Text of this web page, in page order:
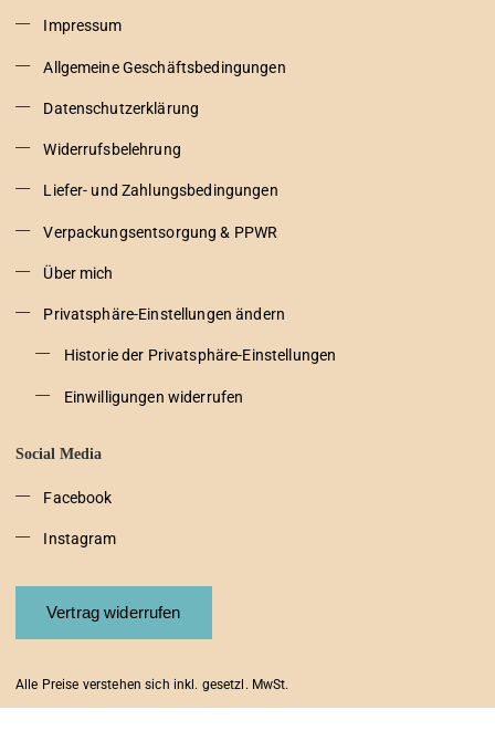
Impressum
Allgemeine Geschäftsbedingungen
Datenschutzerklärung
Widerrufsbelehrung
Liefer- und Zahlungsbedingungen
Verpackungsentsorgung & PPWR
Über mich
Privatsphäre-Einstellungen ändern
Historie der Privatsphäre-Einstellungen
Einwilligungen widerrufen
Social Media
Facebook
Instagram
Vertrag widerrufen
Alle Preise verstehen sich inkl. gesetzl. MwSt.